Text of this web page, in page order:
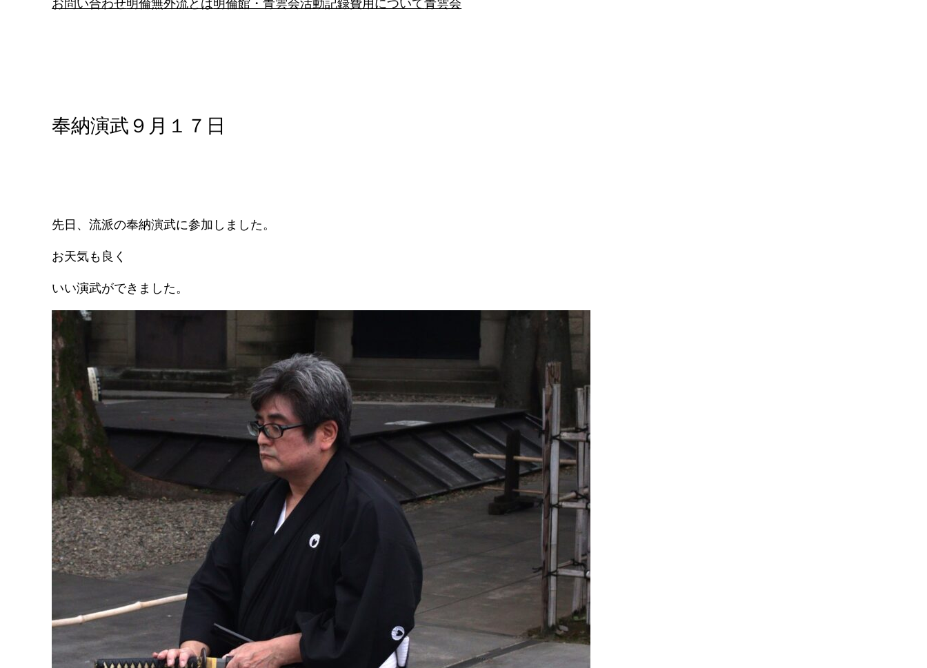
お問い合わせ明倫無外流とは明倫館・青雲会活動記録費用について青雲会
奉納演武９月１７日
先日、流派の奉納演武に参加しました。
お天気も良く
いい演武ができました。